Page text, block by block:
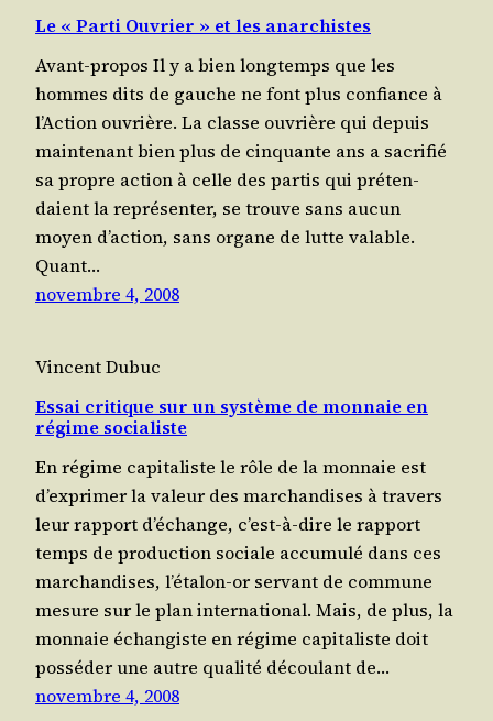
Le « Parti Ouvrier » et les anarchistes
Avant-propos Il y a bien long­temps que les
hommes dits de gauche ne font plus confiance à
l’Ac­tion ouvrière. La classe ouvrière qui depuis
main­te­nant bien plus de cin­quante ans a sacri­fié
sa propre action à celle des par­tis qui pré­ten­
daient la repré­sen­ter, se trouve sans aucun
moyen d’ac­tion, sans organe de lutte valable.
Quant…
novembre 4, 2008
Vincent Dubuc
Essai critique sur un système de monnaie en
régime socialiste
En régime capi­ta­liste le rôle de la mon­naie est
d’ex­pri­mer la valeur des mar­chan­dises à tra­vers
leur rap­port d’é­change, c’est-à-dire le rap­port
temps de pro­duc­tion sociale accu­mu­lé dans ces
mar­chan­dises, l’é­ta­lon-or ser­vant de com­mune
mesure sur le plan inter­na­tio­nal. Mais, de plus, la
mon­naie échan­giste en régime capi­ta­liste doit
pos­sé­der une autre qua­li­té décou­lant de…
novembre 4, 2008